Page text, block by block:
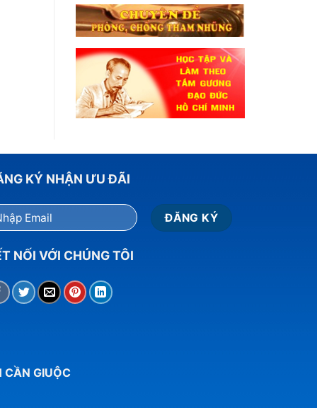
KÝ NHẬN ƯU ĐÃI
NỐI VỚI CHÚNG TÔI
GIUỘC